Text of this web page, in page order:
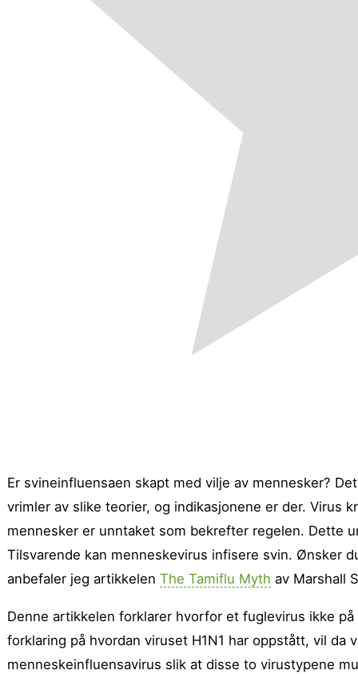
Er svineinfluensaen skapt med vilje av mennesker?
vrimler av slike teorier, og indikasjonene er der. Virus
mennesker er unntaket som bekrefter regelen. Dette
Tilsvarende kan menneskevirus infisere svin. Ønsker
anbefaler jeg artikkelen The Tamiflu Myth av Marshall
Denne artikkelen forklarer hvorfor et fuglevirus ikke
forklaring på hvordan viruset H1N1 har oppstått, vil
menneskeinfluensavirus slik at disse to virustypene